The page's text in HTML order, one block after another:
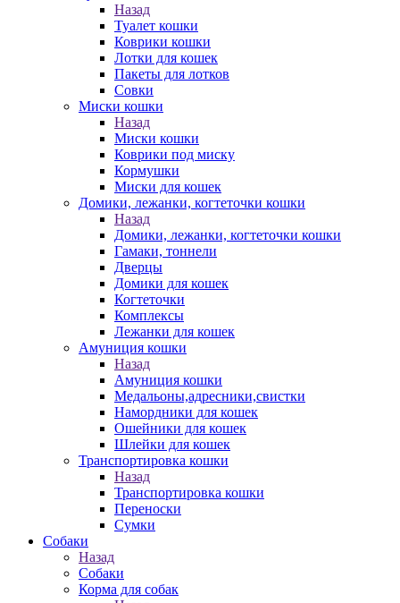
Назад
Туалет кошки
Коврики кошки
Лотки для кошек
Пакеты для лотков
Совки
Миски кошки
Назад
Миски кошки
Коврики под миску
Кормушки
Миски для кошек
Домики, лежанки, когтеточки кошки
Назад
Домики, лежанки, когтеточки кошки
Гамаки, тоннели
Дверцы
Домики для кошек
Когтеточки
Комплексы
Лежанки для кошек
Амуниция кошки
Назад
Амуниция кошки
Медальоны,адресники,свистки
Намордники для кошек
Ошейники для кошек
Шлейки для кошек
Транспортировка кошки
Назад
Транспортировка кошки
Переноски
Сумки
Собаки
Назад
Собаки
Корма для собак